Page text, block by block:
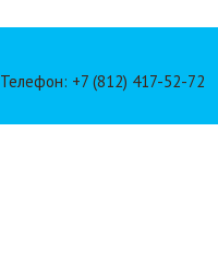
Телефон: +7 (812) 417-52-72